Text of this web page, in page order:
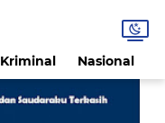
Kriminal Nasional